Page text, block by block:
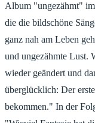
Album "ungezähmt"
die die bildschöne
ganz nah am Leben
und ungezähmte Lust.
wieder geändert und
überglücklich: Der
bekommen." In der